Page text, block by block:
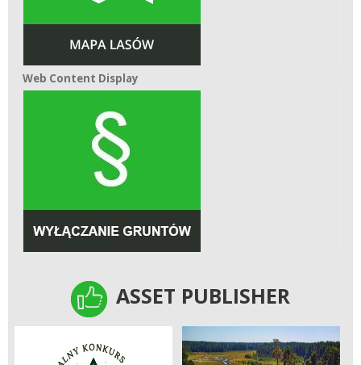
Web Content Display
Web Content Display
ASSET PUBLISHER
ASSET PUBLISHER